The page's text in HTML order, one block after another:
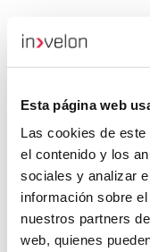
Esta página web
Las cookies de
el contenido y los
sociales y analizar
información sobre
nuestros partners
web, quienes